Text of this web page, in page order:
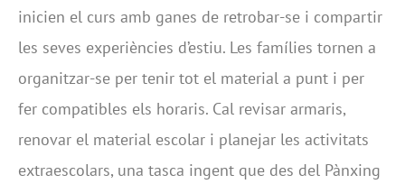
inicien el curs amb ganes de retrobar-se i compartir
les seves experiències d’estiu. Les famílies tornen a
organitzar-se per tenir tot el material a punt i per
fer compatibles els horaris. Cal revisar armaris,
renovar el material escolar i planejar les activitats
extraescolars, una tasca ingent que des del Pànxing